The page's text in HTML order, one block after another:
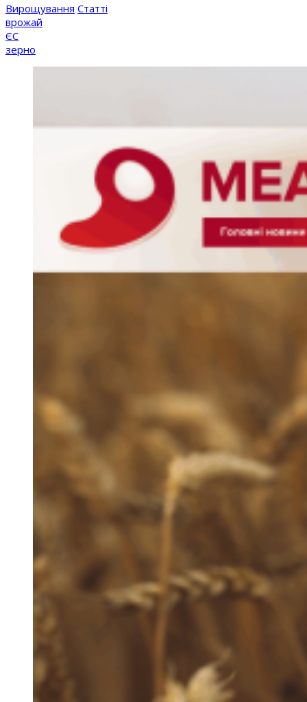
Вирощування Статті
врожай
ЄС
зерно